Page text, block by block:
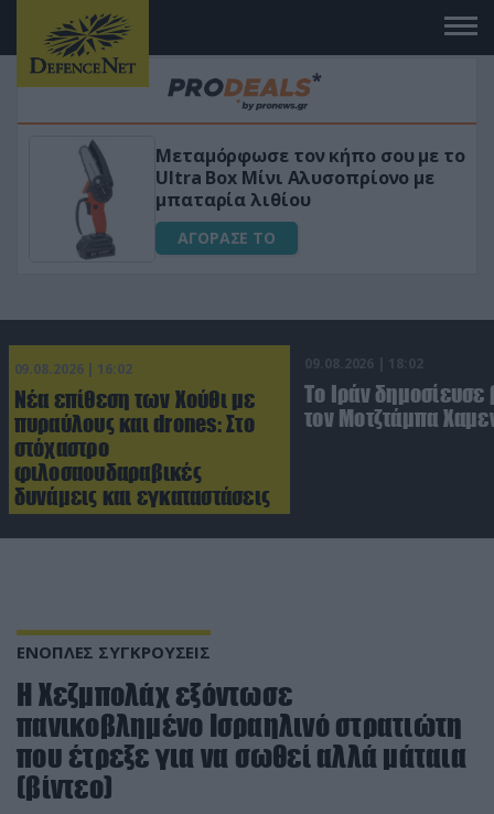
«Μαγική» φόρμουλα τριβόλι + VIP
για αύξηση της λίμπιντο
ΑΓΟΡΑΣΕ ΤΟ
09.08.2026 | 16:02
Νέα επίθεση των Χούθι με
πυραύλους και drones: Στο
στόχαστρο
φιλοσαουδαραβικές
δυνάμεις και εγκαταστάσεις
09.08.2026 | 18:02
Το Ιράν δημοσίευσε
τον Μοτζτάμπα
ΕΝΟΠΛΕΣ ΣΥΓΚΡΟΥΣΕΙΣ
Η Χεζμπολάχ εξόντωσε
πανικοβλημένο Ισραηλινό στρατιώτη
που έτρεξε για να σωθεί αλλά μάταια
(βίντεο)